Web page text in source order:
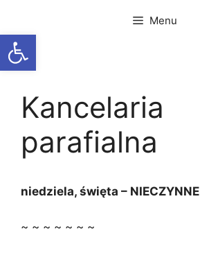
Otwórz pasek narzędzi
treści
Menu
Kancelaria
parafialna
niedziela, święta – NIECZYNNE
~ ~ ~ ~ ~ ~ ~